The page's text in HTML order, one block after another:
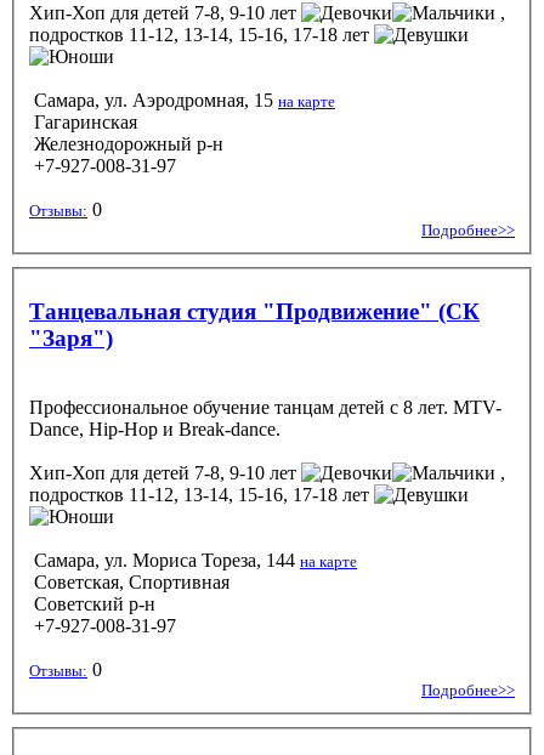
Хип-Хоп для детей 7-8, 9-10 лет
,
подростков 11-12, 13-14, 15-16, 17-18 лет
Самара, ул. Аэродромная, 15 на карте
Гагаринская
Железнодорожный р-н
+7-927-008-31-97
Отзывы: 0
Подробнее>>
Танцевальная студия "Продвижение" (СК
"Заря")
Профессиональное обучение танцам детей с 8 лет. MTV-
Dance, Hip-Hop и Break-dance.
Хип-Хоп для детей 7-8, 9-10 лет
,
подростков 11-12, 13-14, 15-16, 17-18 лет
Самара, ул. Мориса Тореза, 144 на карте
Советская, Спортивная
Советский р-н
+7-927-008-31-97
Отзывы: 0
Подробнее>>